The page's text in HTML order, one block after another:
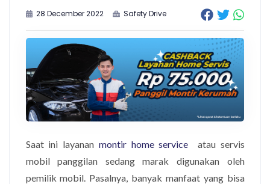
28 December 2022 Safety Drive
Saat ini layanan montir home service atau servis
mobil panggilan sedang marak digunakan oleh
pemilik mobil. Pasalnya, banyak manfaat yang bisa